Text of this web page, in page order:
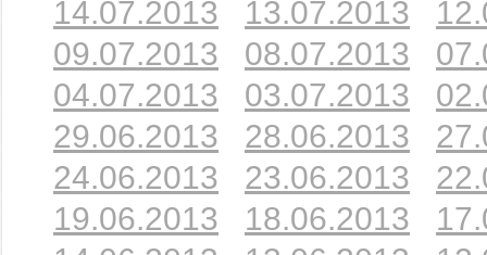
14.07.2013
13.07.2013
09.07.2013
08.07.2013
04.07.2013
03.07.2013
29.06.2013
28.06.2013
24.06.2013
23.06.2013
19.06.2013
18.06.2013